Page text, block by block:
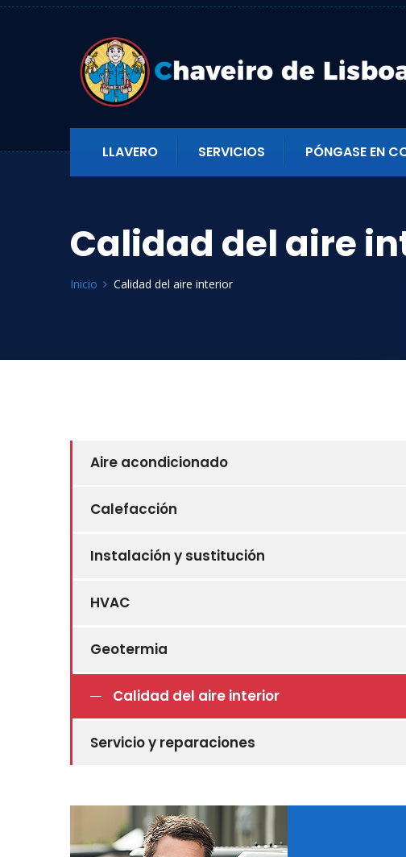
LLAVERO SERVICIOS PÓNGASE EN
Calidad del aire
Inicio Calidad del aire interior
Aire acondicionado
Calefacción
Instalación y sustitución
HVAC
Geotermia
Calidad del aire interior
Servicio y reparaciones